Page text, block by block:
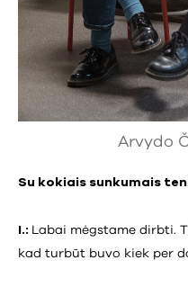
Arvydo
Su kokiais sunkumais
I.: Labai mėgstame dirbti.
kad turbūt buvo kiek per